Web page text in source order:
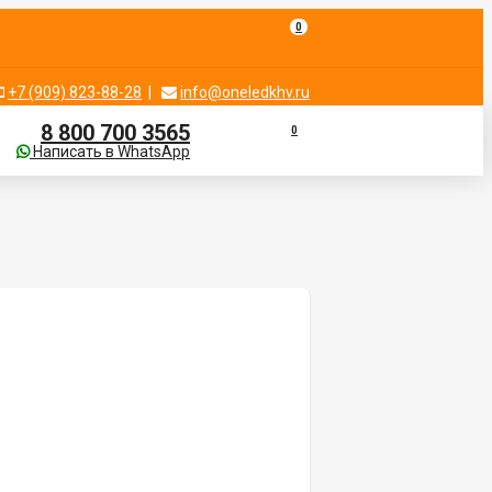
0
+7 (909) 823-88-28 info@oneledkhv.ru
8 800 700 3565
Написать в WhatsApp
0